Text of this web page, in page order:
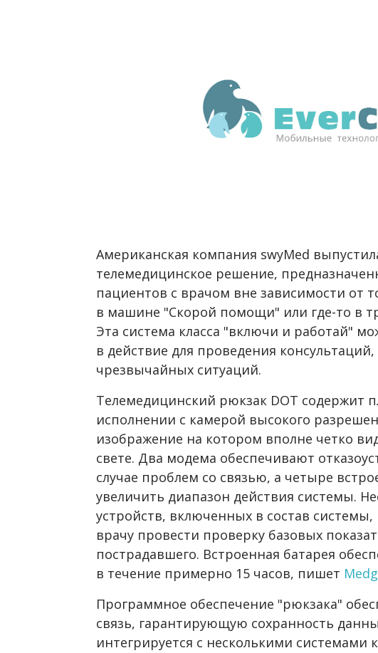
Американская компания swyMed
телемедицинское решение,
пациентов с врачом вне зависимости от
в машине "Скорой помощи" или где-то в
Эта система класса "включи и работай"
в действие для проведения
чрезвычайных ситуаций.
Телемедицинский рюкзак DOT содержит
исполнении с камерой высокого
изображение на котором вполне четко
свете. Два модема обеспечивают
случае проблем со связью, а четыре
увеличить диапазон действия системы.
устройств, включенных в состав
врачу провести проверку базовых
пострадавшего. Встроенная батарея
в течение примерно 15 часов, пишет
Программное обеспечение "рюкзака"
связь, гарантирующую сохранность
интегрируется с несколькими системами